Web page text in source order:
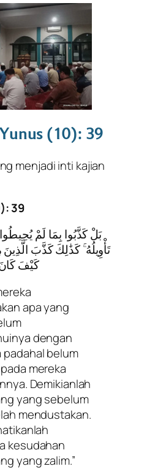
(10): 39
menjadi inti kajian
39
بَلْ كَذَّبُوا بِمَا لَمْ
تَأْوِيلُهُ ۚ كَذَٰلِكَ كَذَّبَ
كَيْفَ
apa yang
dengan
padahal belum
mereka
Demikianlah
yang sebelum
mendustakan.
kesudahan
yang zalim.”